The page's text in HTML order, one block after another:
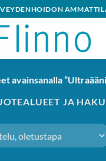
avainsanalla
JA HAKU